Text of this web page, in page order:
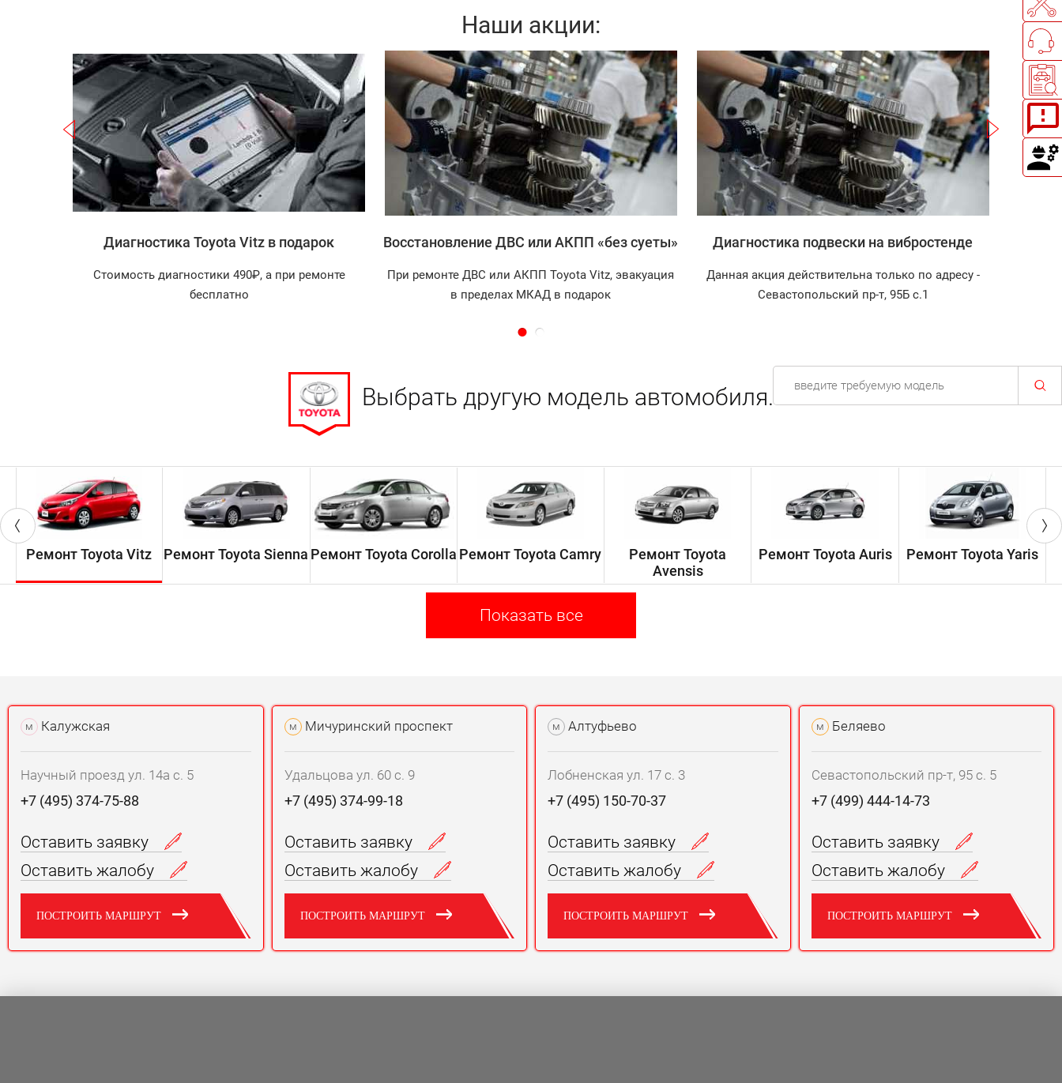
Наши акции:
Записаться
Диагностика Toyota Vitz в подарок
Стоимость диагностики 490₽, а при ремонте
бесплатно
Записаться
Восстановление ДВС или АКПП «без суеты»
При ремонте ДВС или АКПП Toyota Vitz, эвакуация
в пределах МКАД в подарок
Записаться
Диагностика подвески на вибростенде
Данная акция действительна только по адресу -
Севастопольский пр-т, 95Б с.1
Выбрать другую модель автомобиля.
Ремонт Toyota Vitz Ремонт Toyota Sienna Ремонт Toyota Corolla Ремонт Toyota Camry
Ремонт Toyota
Avensis
Ремонт Toyota Auris Ремонт Toyota Yaris
Показать все
м Калужская
Научный проезд ул. 14а с. 5
+7 (495) 374-75-88
Оставить заявку
Оставить жалобу
ПОСТРОИТЬ МАРШРУТ
м Мичуринский проспект
Удальцова ул. 60 с. 9
+7 (495) 374-99-18
Оставить заявку
Оставить жалобу
ПОСТРОИТЬ МАРШРУТ
м Алтуфьево
Лобненская ул. 17 с. 3
+7 (495) 150-70-37
Оставить заявку
Оставить жалобу
ПОСТРОИТЬ МАРШРУТ
м Беляево
Севастопольский пр-т, 95 с. 5
+7 (499) 444-14-73
Оставить заявку
Оставить жалобу
ПОСТРОИТЬ МАРШРУТ